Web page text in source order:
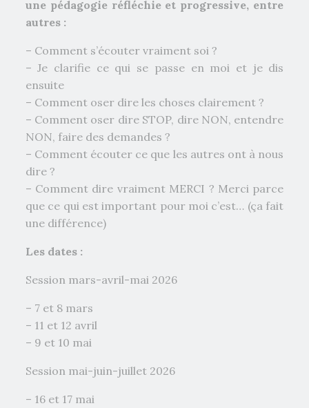
une pédagogie réfléchie et progressive, entre
autres :
– Comment s’écouter vraiment soi ?
– Je clarifie ce qui se passe en moi et je dis
ensuite
– Comment oser dire les choses clairement ?
– Comment oser dire STOP, dire NON, entendre
NON, faire des demandes ?
– Comment écouter ce que les autres ont à nous
dire ?
– Comment dire vraiment MERCI ? Merci parce
que ce qui est important pour moi c’est… (ça fait
une différence)
Les dates :
Session mars-avril-mai 2026
– 7 et 8 mars
– 11 et 12 avril
– 9 et 10 mai
Session mai-juin-juillet 2026
– 16 et 17 mai